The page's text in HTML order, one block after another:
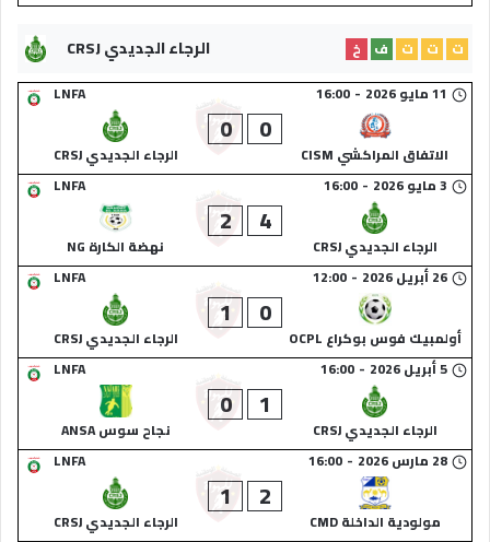
الرجاء الجديدي CRSJ ت ت ت ف
خ
LNFA
11 مايو 2026 -
16:00
الاتفاق المراكشي CISM
0
0
الرجاء الجديدي CRSJ
LNFA
3 مايو 2026 -
16:00
الرجاء الجديدي CRSJ
4
2
نهضة الكارة NG
LNFA
26 أبريل 2026 -
12:00
أولمبيك فوس بوكراع OCPL
0
1
الرجاء الجديدي CRSJ
LNFA
5 أبريل 2026 -
16:00
الرجاء الجديدي CRSJ
1
0
نجاح سوس ANSA
LNFA
28 مارس 2026 -
16:00
مولودية الداخلة CMD
2
1
الرجاء الجديدي CRSJ